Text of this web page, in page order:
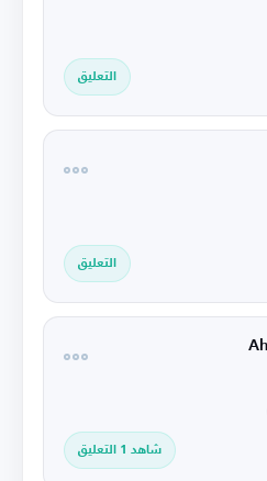
التعليق
التعليق
شاهد 1 التعليق